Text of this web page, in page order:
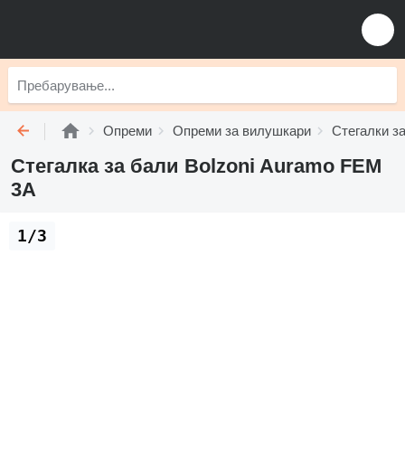
Опреми Опреми за вилушкари Стегалки
Стегалка за бали Bolzoni Auramo FEM
3A
1/3